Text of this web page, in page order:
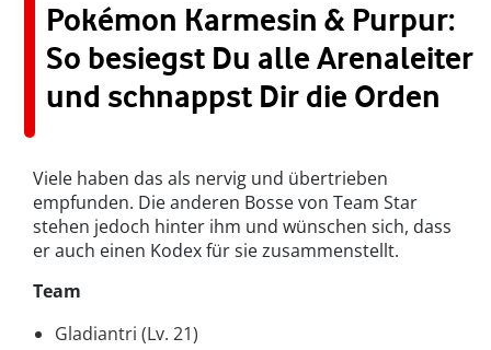
Pokémon Karmesin & Purpur:
So besiegst Du alle Arenaleiter
und schnappst Dir die Orden
Viele haben das als nervig und übertrieben
empfunden. Die anderen Bosse von Team Star
stehen jedoch hinter ihm und wünschen sich, dass
er auch einen Kodex für sie zusammenstellt.
Team
Gladiantri (Lv. 21)